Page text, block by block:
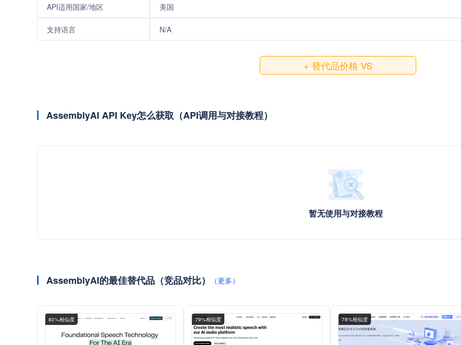
API适用国家/地区 美国
支持语言 N/A
+ 替代品价格 VS
AssemblyAI API Key怎么获取（API调用与对接教程）
暂无使用与对接教程
AssemblyAI的最佳替代品（竞品对比） （更多）
80%相似度 79%相似度 78%相似度